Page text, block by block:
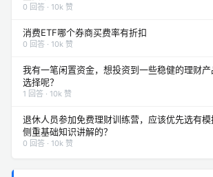
0 回答 · 10k 赞
消费ETF哪个券商买费率有折扣
0 回答 · 10k 赞
我有一笔闲置资金，想投资到一些稳健的理财
选择呢？
1 回答 · 10k 赞
退休人员参加免费理财训练营，应该优先选有
侧重基础知识讲解的？
0 回答 · 10k 赞